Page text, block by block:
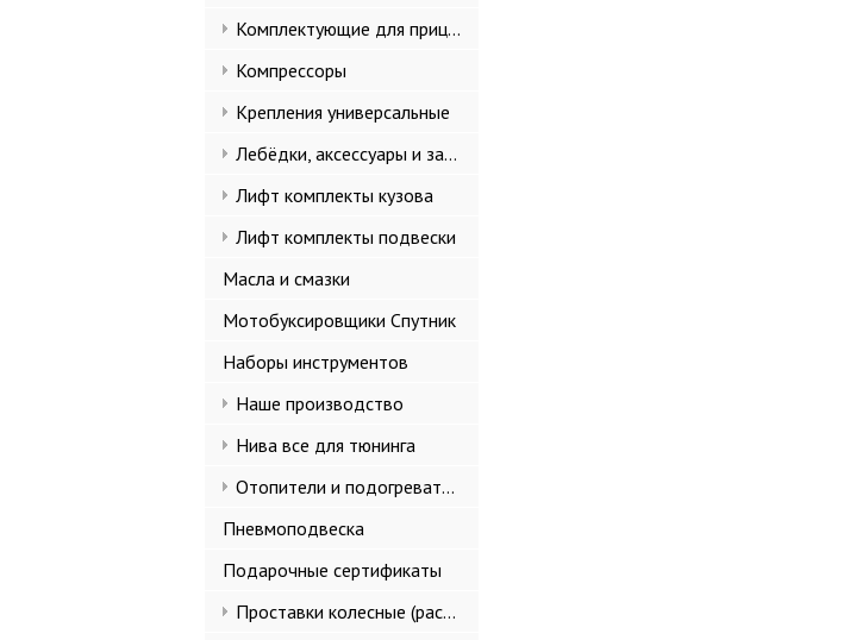
Комплектующие для прицепов
Компрессоры
Крепления универсальные
Лебёдки, аксессуары и запчасти
Лифт комплекты кузова
Лифт комплекты подвески
Масла и смазки
Мотобуксировщики Спутник
Наборы инструментов
Наше производство
Нива все для тюнинга
Отопители и подогреватели
Пневмоподвеска
Подарочные сертификаты
Проставки колесные (расширители колеи)